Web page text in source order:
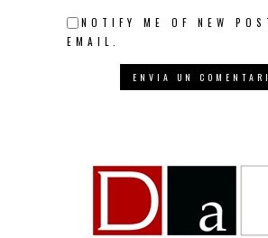
NOTIFY ME OF NEW
EMAIL.